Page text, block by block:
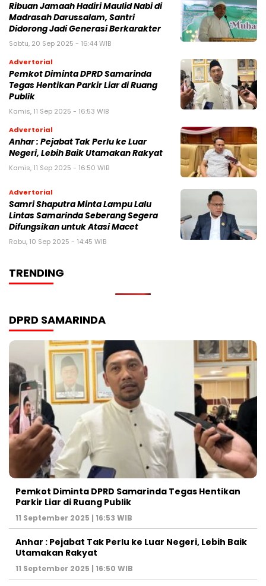
Ribuan Jamaah Hadiri Maulid Nabi di
Madrasah Darussalam, Santri
Didorong Jadi Generasi Berkarakter
Sabtu, 20 Sep 2025 - 16:44 WIB
Advertorial
Pemkot Diminta DPRD Samarinda
Tegas Hentikan Parkir Liar di Ruang
Publik
Kamis, 11 Sep 2025 - 16:53 WIB
Advertorial
Anhar : Pejabat Tak Perlu ke Luar
Negeri, Lebih Baik Utamakan Rakyat
Kamis, 11 Sep 2025 - 16:50 WIB
Advertorial
Samri Shaputra Minta Lampu Lalu
Lintas Samarinda Seberang Segera
Difungsikan untuk Atasi Macet
Rabu, 10 Sep 2025 - 14:45 WIB
TRENDING
DPRD SAMARINDA
Pemkot Diminta DPRD Samarinda Tegas Hentikan
Parkir Liar di Ruang Publik
11 September 2025 | 16:53 WIB
Anhar : Pejabat Tak Perlu ke Luar Negeri, Lebih Baik
Utamakan Rakyat
11 September 2025 | 16:50 WIB